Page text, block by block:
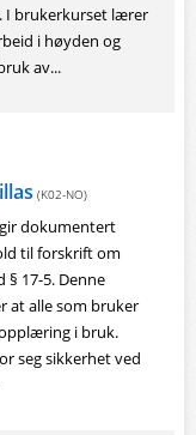
I brukerkurset lærer
i høyden og
av...
(K02-NO)
dokumentert
til forskrift om
§ 17-5. Denne
at alle som bruker
i bruk.
seg sikkerhet ved